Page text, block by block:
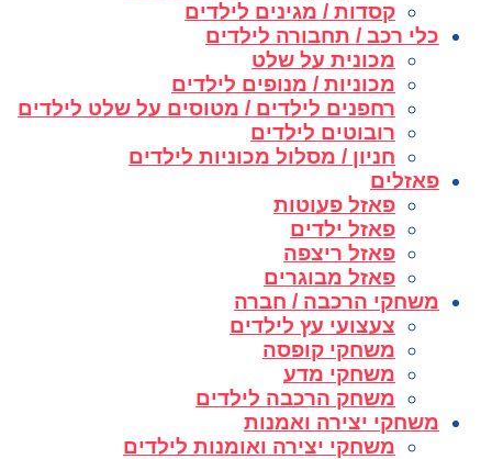
קסדות / מגינים לילדים
כלי רכב / תחבורה לילדים
מכונית על שלט
מכוניות / מנופים לילדים
רחפנים לילדים / מטוסים על שלט לילדים
רובוטים לילדים
חניון / מסלול מכוניות לילדים
פאזלים
פאזל פעוטות
פאזל ילדים
פאזל ריצפה
פאזל מבוגרים
משחקי הרכבה / חברה
צעצועי עץ לילדים
משחקי קופסה
משחקי מדע
משחק הרכבה לילדים
משחקי יצירה ואמנות
משחקי יצירה ואומנות לילדים